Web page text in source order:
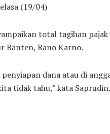
(19/04)
total tagihan pajak
Banten, Rano Karno.
dana atau di
tidak tahu,” kata Saprudin.